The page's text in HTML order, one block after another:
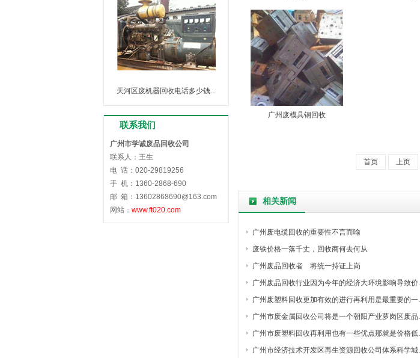
天河区废机器回收电话多少钱...
联系我们
广州市学诚废品回收公司
联系人：王生
电 话：020-29819256
手 机：1360-2868-690
邮 箱：13602868690@163.com
网站： www.ft020.com
广州废模具钢回收
首页 上页
相关新闻
广州废电缆回收的重要性不言而喻
废铁价格一落千丈，回收商何去何从
广州废品回收者 将统一持证上岗
广州废品回收行业因为今年的经济大环境影响导致价...
广州废塑料回收更加有效的进行再利用是最重要的一...
广州市废金属回收公司将是一个朝阳产业萝岗区废品...
广州市废塑料回收再利用也有一些优点那就是价格低...
广州市经济技术开发区再生资源回收公司体系科学城...